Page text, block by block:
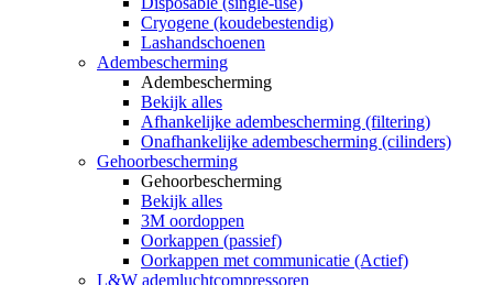
Cryogene (koudebestendig)
Lashandschoenen
Adembescherming
Adembescherming
Bekijk alles
Afhankelijke adembescherming (filtering)
Onafhankelijke adembescherming (cilinders)
Gehoorbescherming
Gehoorbescherming
Bekijk alles
3M oordoppen
Oorkappen (passief)
Oorkappen met communicatie (Actief)
L&W ademluchtcompressoren